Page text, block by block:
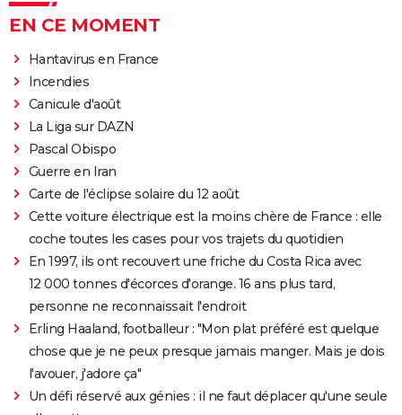
EN CE MOMENT
Hantavirus en France
Incendies
Canicule d'août
La Liga sur DAZN
Pascal Obispo
Guerre en Iran
Carte de l'éclipse solaire du 12 août
Cette voiture électrique est la moins chère de France : elle
coche toutes les cases pour vos trajets du quotidien
En 1997, ils ont recouvert une friche du Costa Rica avec
12 000 tonnes d'écorces d'orange. 16 ans plus tard,
personne ne reconnaissait l'endroit
Erling Haaland, footballeur : "Mon plat préféré est quelque
chose que je ne peux presque jamais manger. Mais je dois
l'avouer, j'adore ça"
Un défi réservé aux génies : il ne faut déplacer qu'une seule